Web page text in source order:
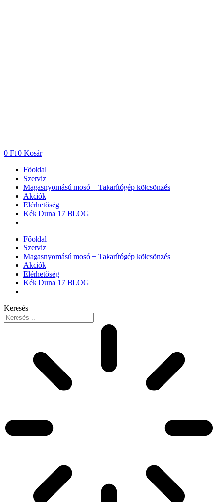
0 Ft 0 Kosár
Főoldal
Szerviz
Magasnyomású mosó + Takarítógép kölcsönzés
Akciók
Elérhetőség
Kék Duna 17 BLOG
Főoldal
Szerviz
Magasnyomású mosó + Takarítógép kölcsönzés
Akciók
Elérhetőség
Kék Duna 17 BLOG
Keresés